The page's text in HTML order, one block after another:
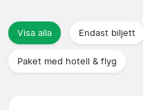
Resebyråer
Visa alla Endast biljett
Paket med hotell & flyg